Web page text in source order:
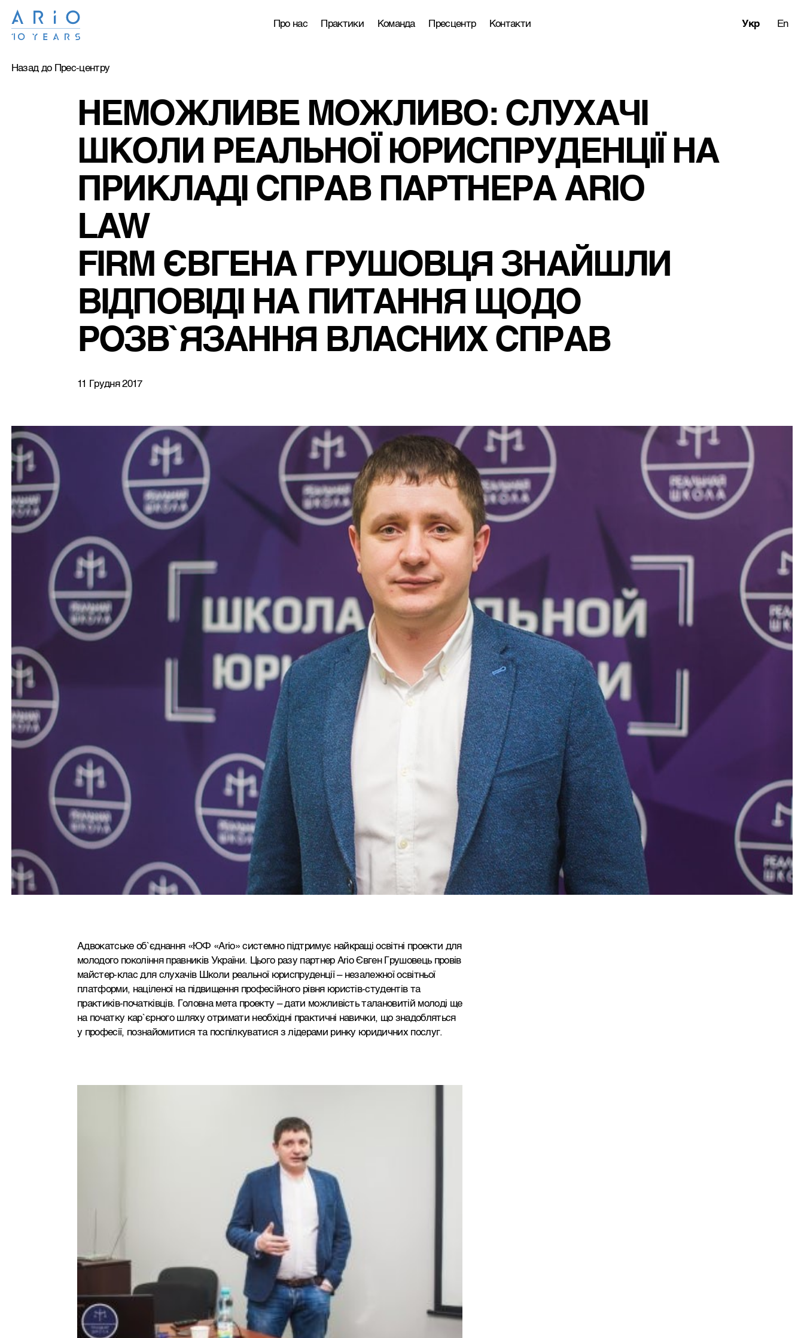
Укр En
Про нас Практики Команда Пресцентр Контакти
Назад до Прес-центру
НЕМОЖЛИВЕ МОЖЛИВО: СЛУХАЧІ
ШКОЛИ РЕАЛЬНОЇ ЮРИСПРУДЕНЦІЇ НА
ПРИКЛАДІ СПРАВ ПАРТНЕРА ARIO
LAW
FIRM ЄВГЕНА ГРУШОВЦЯ ЗНАЙШЛИ
ВІДПОВІДІ НА ПИТАННЯ ЩОДО
РОЗВ`ЯЗАННЯ ВЛАСНИХ СПРАВ
11 Грудня 2017
Адвокатське об`єднання «ЮФ «Ario» системно підтримує найкращі освітні проекти для
молодого покоління правників України. Цього разу партнер Ario Євген Грушовець провів
майстер-клас для слухачів Школи реальної юриспруденції – незалежної освітньої
платформи, націленої на підвищення професійного рівня юристів-студентів та
практиків-початківців. Головна мета проекту – дати можливість талановитій молоді ще
на початку кар`єрного шляху отримати необхідні практичні навички, що знадобляться
у професії, познайомитися та поспілкуватися з лідерами ринку юридичних послуг.